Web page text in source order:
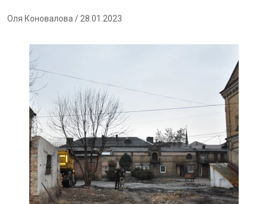
Оля Коновалова / 28.01.2023